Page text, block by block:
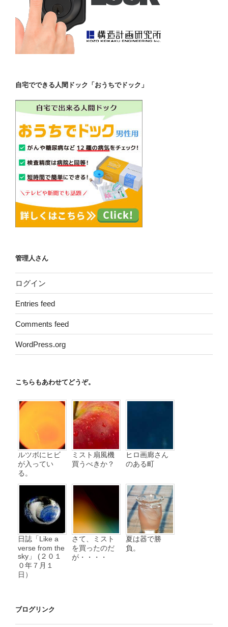
自宅でできる人間ドック「おうちでドック」
管理人さん
ログイン
Entries feed
Comments feed
WordPress.org
こちらもあわせてどうぞ。
ルツボにヒビ
が入ってい
る。
ミスト扇風機
買うべきか？
ヒロ画廊さん
のある町
日誌「Like a
verse from the
sky」 (２０１
０年７月１
日）
さて、ミスト
を買ったのだ
が・・・・
夏は器で勝
負。
ブログリンク